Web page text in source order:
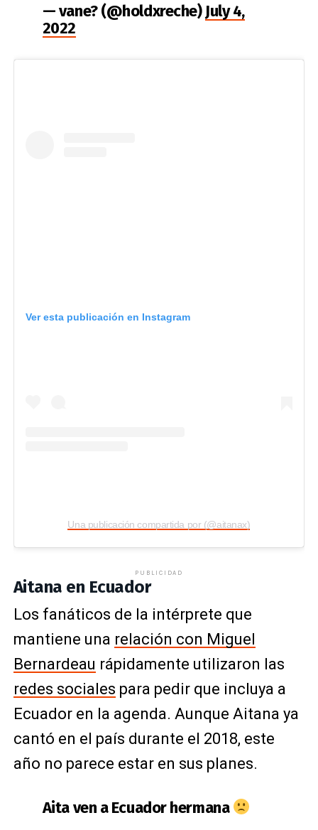
— vane? (@holdxreche)July 4,
2022
Ver esta publicación en Instagram
Una publicación compartida por (@aitanax)
PUBLICIDAD
Aitana en Ecuador
Los fanáticos de la intérprete que
mantiene una relación con Miguel
Bernardeau rápidamente utilizaron las
redes sociales para pedir que incluya a
Ecuador en la agenda. Aunque Aitana ya
cantó en el país durante el 2018, este
año no parece estar en sus planes.
Aita ven a Ecuador hermana